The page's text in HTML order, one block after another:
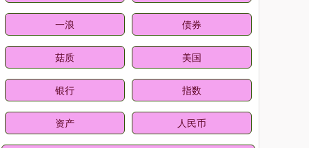
一浪 债券
菇质 美国
银行 指数
资产 人民币